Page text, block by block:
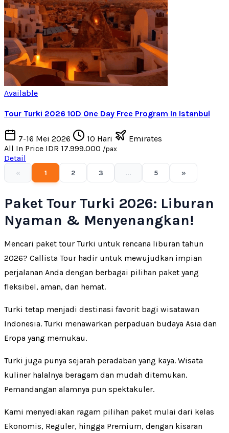
Available
Tour Turki 2026 10D One Day Free Program In Istanbul
7-16 Mei 2026 10 Hari
Emirates
All In Price IDR 17.999.000 /pax
Detail
« 1 2 3 ... 5 »
Paket Tour Turki 2026: Liburan
Nyaman & Menyenangkan!
Mencari paket tour Turki untuk rencana liburan tahun
2026? Callista Tour hadir untuk mewujudkan impian
perjalanan Anda dengan berbagai pilihan paket yang
fleksibel, aman, dan hemat.
Turki tetap menjadi destinasi favorit bagi wisatawan
Indonesia. Turki menawarkan perpaduan budaya Asia dan
Eropa yang memukau.
Turki juga punya sejarah peradaban yang kaya. Wisata
kuliner halalnya beragam dan mudah ditemukan.
Pemandangan alamnya pun spektakuler.
Kami menyediakan ragam pilihan paket mulai dari kelas
Ekonomis, Reguler, hingga Premium, dengan kisaran